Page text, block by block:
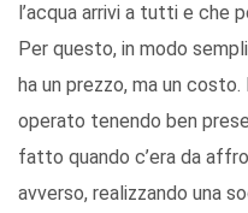
l’acqua arrivi a tutti e che
Per questo, in modo
ha un prezzo, ma un
operato tenendo ben
fatto quando c’era da
avverso, realizzando una